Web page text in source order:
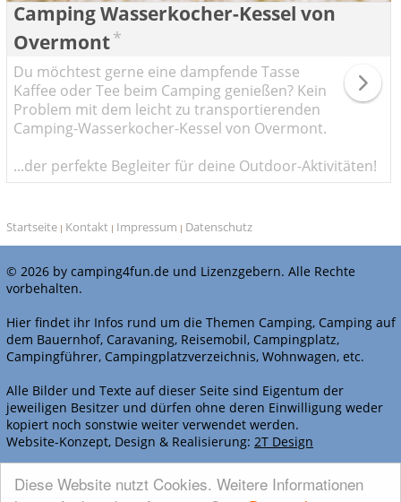
Diese Website nutzt Cookies. Weitere Informationen
Camping Wasserkocher-Kessel von
Overmont*
Du möchtest gerne eine dampfende Tasse
Kaffee oder Tee beim Camping genießen? Kein
Problem mit dem leicht zu transportierenden
Camping-Wasserkocher-Kessel von Overmont.
...der perfekte Begleiter für deine Outdoor-Aktivitäten!
Startseite | Kontakt | Impressum | Datenschutz
© 2026 by camping4fun.de und Lizenzgebern. Alle Rechte
vorbehalten.
Hier findet ihr Infos rund um die Themen Camping, Camping auf
dem Bauernhof, Caravaning, Reisemobil, Campingplatz,
Campingführer, Campingplatzverzeichnis, Wohnwagen, etc.
Alle Bilder und Texte auf dieser Seite sind Eigentum der
jeweiligen Besitzer und dürfen ohne deren Einwilligung weder
kopiert noch sonstwie weiter verwendet werden.
Website-Konzept, Design & Realisierung: 2T Design